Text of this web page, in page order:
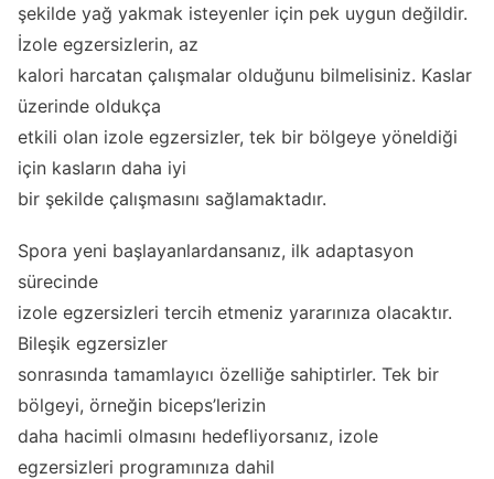
şekilde yağ yakmak isteyenler için pek uygun değildir.
İzole egzersizlerin, az
kalori harcatan çalışmalar olduğunu bilmelisiniz. Kaslar
üzerinde oldukça
etkili olan izole egzersizler, tek bir bölgeye yöneldiği
için kasların daha iyi
bir şekilde çalışmasını sağlamaktadır.
Spora yeni başlayanlardansanız, ilk adaptasyon
sürecinde
izole egzersizleri tercih etmeniz yararınıza olacaktır.
Bileşik egzersizler
sonrasında tamamlayıcı özelliğe sahiptirler. Tek bir
bölgeyi, örneğin biceps’lerizin
daha hacimli olmasını hedefliyorsanız, izole
egzersizleri programınıza dahil